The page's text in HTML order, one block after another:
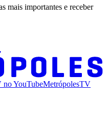
mais importantes e receber
noYouTubeMetrópolesTV